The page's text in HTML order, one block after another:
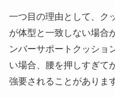
一つ目の理由として、ク
が体型と一致しない場合
ンバーサポートクッショ
い場合、腰を押しすぎて
強要されることがありま